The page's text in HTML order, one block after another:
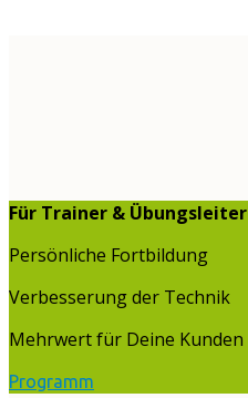
Für Trainer & Übungsleiter
Persönliche Fortbildung
Verbesserung der Technik
Mehrwert für Deine Kunden
Programm